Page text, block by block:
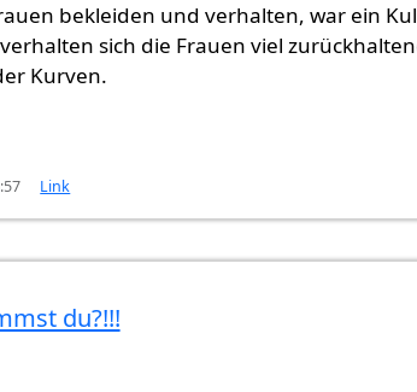
bekleiden und verhalten, war ein
sich die Frauen viel
Kurven.
Link
Gast (nicht überprüft)
du?!!!